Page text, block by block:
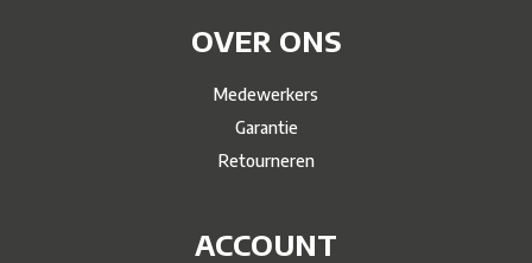
OVER ONS
Medewerkers
Garantie
Retourneren
ACCOUNT